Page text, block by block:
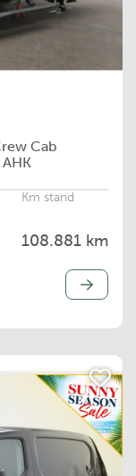
Cab
Km stand
108.881 km